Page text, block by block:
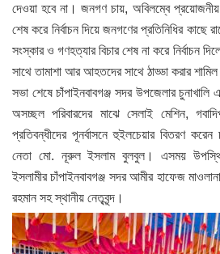
দেওয়া হবে না। জনগণ চায়, অবিলম্বে
শেষ করে নির্বাচন দিয়ে জনগণের প্রতিনিধির কাছে
সংস্কার ও গণহত্যার বিচার শেষ না করে নির্বাচন
সাথে তামাশা আর আহতদের সাথে ঠাড্ডা করার
সভা শেষে চাঁপাইনবাবগঞ্জ সদর উপজেলার চুনাখালি
অসচ্ছল পরিবারদের মাঝে সেলাই মেশিন,
প্রতিবন্ধীদের পূনর্বাসনে হুইলচেয়ার বিতরণ করেন
নেতা মো. নূরুল ইসলাম বুলবুল। এসময় উপস্থিত
ইসলামীর চাঁপাইনবাবগঞ্জ সদর আমীর হাফেজ
রহমান সহ স্থানীয় নেতৃবৃন্দ।